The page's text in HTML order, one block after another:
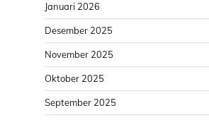
Januari 2026
Desember 2025
November 2025
Oktober 2025
September 2025